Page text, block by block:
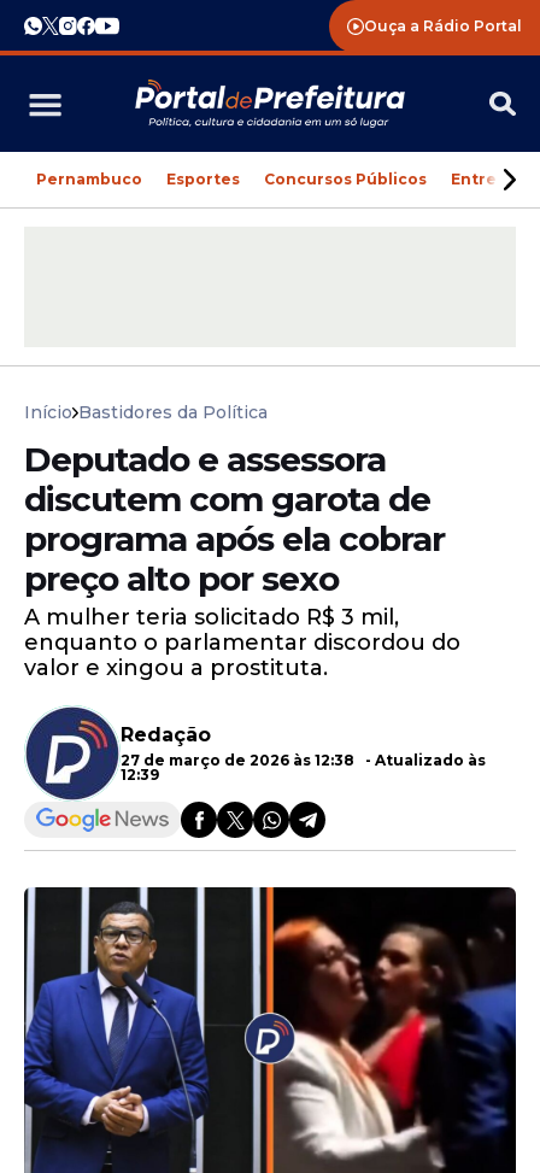
Ouça a Rádio Portal
Pernambuco Esportes Concursos Públicos
Início Bastidores da Política
Deputado e assessora
discutem com garota de
programa após ela cobrar
preço alto por sexo
A mulher teria solicitado R$ 3 mil,
enquanto o parlamentar discordou do
valor e xingou a prostituta.
Redação
27 de março de 2026 às 12:38 - Atualizado às
12:39